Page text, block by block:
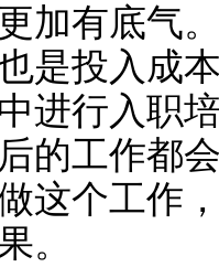
加有底气
是投入成
进行入职
的工作都
这个工作
。